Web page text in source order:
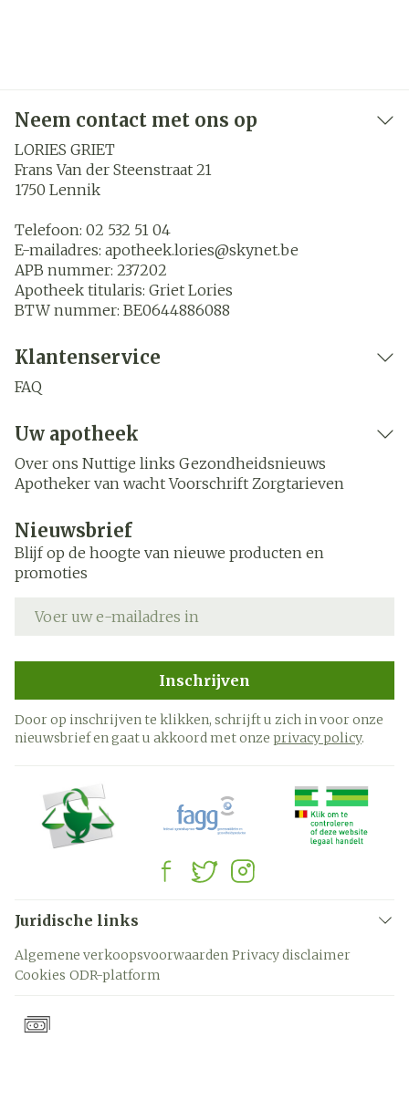
Neem contact met ons op
LORIES GRIET
Frans Van der Steenstraat 21
1750 Lennik
Telefoon: 02 532 51 04
E-mailadres: apotheek.lories@skynet.be
APB nummer: 237202
Apotheek titularis: Griet Lories
BTW nummer: BE0644886088
Klantenservice
FAQ
Uw apotheek
Over ons Nuttige links Gezondheidsnieuws
Apotheker van wacht Voorschrift Zorgtarieven
Nieuwsbrief
Blijf op de hoogte van nieuwe producten en
promoties
Inschrijven
Door op inschrijven te klikken, schrijft u zich in voor onze
nieuwsbrief en gaat u akkoord met onze privacy policy.
Juridische links
Algemene verkoopsvoorwaarden Privacy disclaimer
Cookies ODR-platform